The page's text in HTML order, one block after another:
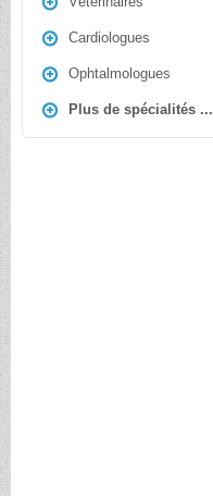
Cardiologues
Ophtalmologues
Plus de spécialités ...